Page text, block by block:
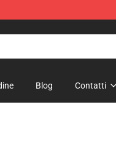
Blog Contatti